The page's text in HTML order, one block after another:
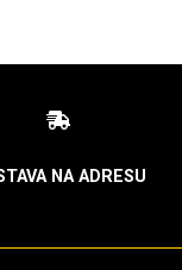
NA ADRESU